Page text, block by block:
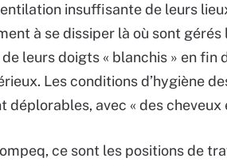
insuffisante de leurs
à se dissiper là où sont
leurs doigts « blanchis » en fin
Les conditions d’hygiène
déplorables, avec « des
ce sont les positions de